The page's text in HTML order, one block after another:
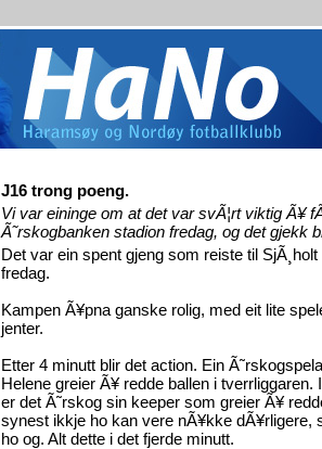
J16 trong poeng.
Vi var eininge om at det var svÃ¦rt viktig Ã¥
Ã˜rskogbanken stadion fredag, og det gjekk
Det var ein spent gjeng som reiste til
fredag.
Kampen Ã¥pna ganske rolig, med eit lite
jenter.
Etter 4 minutt blir det action. Ein
Helene greier Ã¥ redde ballen i
er det Ã˜rskog sin keeper som greier Ã¥
synest ikkje ho kan vere nÃ¥kke dÃ¥rligere,
ho og. Alt dette i det fjerde minutt.